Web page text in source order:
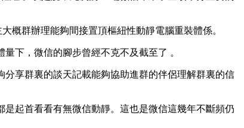
概群辦理能夠間接置頂樞紐性動靜電腦重裝體係。
，微信的腳步曾經不克不及截至了 。
夠分享群裏的談天記載能夠協助進群的伴侶理解群裏的信
都是起首看看有無微信動靜。這也是微信這幾年不斷頻仍